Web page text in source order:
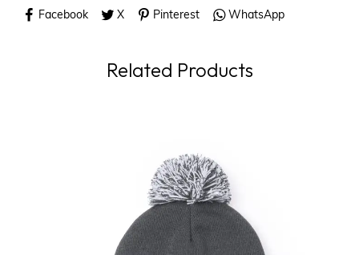
Facebook X Pinterest WhatsApp
Related Products